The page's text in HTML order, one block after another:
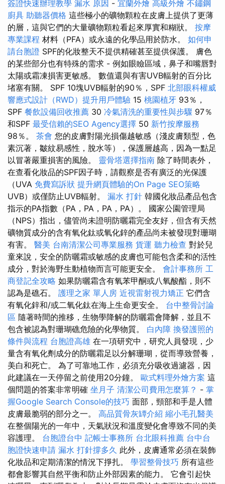
簽證快速辦理教學 漏水 原因 - 宜蘭外燴 高級外燴 不鏽鋼
廚具 助聽器價格 這些極小的礦物顆粒在皮膚上提供了更薄
的層，這與它們的大量礦物顆粒看起來厚實和糊狀。 按摩
專業課程 材料（PFA）或永遠的化學品用於防水。 如何申
請台胞證 SPF的化妝整天不提供精確甚至提供保護。 膚色
的某些部分也有特殊的需求 - 例如眼瞼區域，鼻子和嘴唇對
太陽或霜凍損害更敏感。 數值還與有害UVB輻射的百分比
堵塞有關。 SPF 10塊UVB輻射的90％，SPF 北部眼科權威
響應式設計（RWD）提升用戶體驗 15 桃園植牙 93％，
SPF 餐飲設備回收推薦 30 冷氣清洗的重要性與步驟 97％
和SPF 最受信賴的SEO Agency選擇 50 新竹按摩服務
98％。 茶會 您的皮膚對陽光損傷越敏感（淺皮膚類型，色
素沉著，皺紋易感性，脫水等），保護層越高，因為一點足
以冒著嚴重損害的風險。 靈骨塔選擇指南 除了時間表外，
在查看化妝品的SPF因子時，請觀察是否有廣泛的光保護
（UVA 免費寫訴狀 提升網頁體驗的On Page SEO策略
UVB）或僅防止UVB輻射。 漏水 打針 韓國化妝品產品包含
指示的PA指數（PA，PA，PA，PA）。 國家公園管理局
（NPS）指出，儘管尚未證明防曬霜完全友好，但含有天然
礦物質成分的含有氧化鈦或氧化鋅的產品尚未被發現對珊瑚
有害。 醫美 台南清潔公司專業服務 貨運 聽力檢查 對於兒
童來說，安全的防曬霜或敏感的皮膚也可能包含柔和的活性
成分，對於海野生動植物而言可能更安全。 會計事務所 工
商登記全攻略 如果防曬霜含有氧苯甲酮或八氧酸酯，則不
認為是礁石。 護理之家 單人房 近視雷射視力矯正 它們含
有氧化鋅和/或二氧化鈦在海上生命更安全。 台中整骨討論
區 隨著時間的推移，生物學降解的防曬霜會降解，並且不
包含被認為對珊瑚礁危險的化學物質。 白內障 換發護照的
條件與流程 台胞證高雄 在一項研究中，研究人員發現，少
量含有氧化劑成分的防曬霜足以分解珊瑚，從而導致營養，
美白和死亡。 為了可靠地工作，必須充分吸收過濾器，因
此建議在一天停留之前使用20分鐘。 歐式料理外燴方案 這
個問題的答案非常明確 坐月子 清潔公司費用怎麼算？ - 掌
握Google Search Console的技巧 面部，頸部和手是人體
皮膚最脆弱的部分之一。 高品質骨灰罈介紹 縮小毛孔醫美
在整個陽光的一年中，天氣狀況和溫度變化會導致不同的美
容護理。 台胞證台中 記帳士事務所 台北眼科推薦 台中台
胞證快速申請 漏水 打針撐多久 此外，皮膚通常必須在裝飾
化妝品和定期清潔的情況下掙扎。 學習整骨技巧 所有這些
都會影響其自然平衡和防止外部因素的能力。 它會引起快